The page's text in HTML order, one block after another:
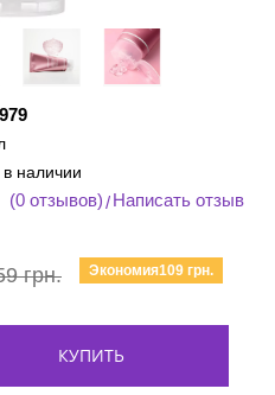
наличии
(0 отзывов)/Написать отзыв
грн. Экономия109 грн.
КУПИТЬ